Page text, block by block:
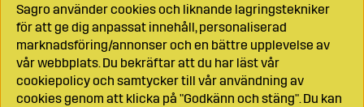
Sagro använder cookies och liknande lagringstekniker
för att ge dig anpassat innehåll, personaliserad
marknadsföring/annonser och en bättre upplevelse av
vår webbplats. Du bekräftar att du har läst vår
cookiepolicy och samtycker till vår användning av
cookies genom att klicka på "Godkänn och stäng". Du kan